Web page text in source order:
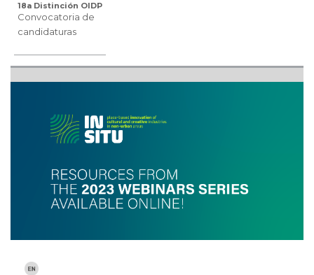
18a Distinción OIDP
Convocatoria de
candidaturas